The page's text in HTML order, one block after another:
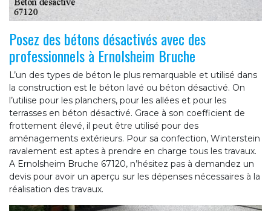
Posez des bétons désactivés avec des
professionnels à Ernolsheim Bruche
L’un des types de béton le plus remarquable et utilisé dans
la construction est le béton lavé ou béton désactivé. On
l’utilise pour les planchers, pour les allées et pour les
terrasses en béton désactivé. Grace à son coefficient de
frottement élevé, il peut être utilisé pour des
aménagements extérieurs. Pour sa confection, Winterstein
ravalement est aptes à prendre en charge tous les travaux.
A Ernolsheim Bruche 67120, n’hésitez pas à demandez un
devis pour avoir un aperçu sur les dépenses nécessaires à la
réalisation des travaux.